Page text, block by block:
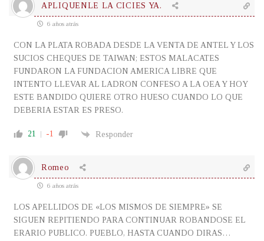
APLIQUENLE LA CICIES YA.
6 años atrás
CON LA PLATA ROBADA DESDE LA VENTA DE ANTEL Y LOS
SUCIOS CHEQUES DE TAIWAN; ESTOS MALACATES
FUNDARON LA FUNDACION AMERICA LIBRE QUE
INTENTO LLEVAR AL LADRON CONFESO A LA OEA Y HOY
ESTE BANDIDO QUIERE OTRO HUESO CUANDO LO QUE
DEBERIA ESTAR ES PRESO.
21 -1 Responder
Romeo
6 años atrás
LOS APELLIDOS DE «LOS MISMOS DE SIEMPRE» SE
SIGUEN REPITIENDO PARA CONTINUAR ROBANDOSE EL
ERARIO PUBLICO. PUEBLO, HASTA CUANDO DIRAS…